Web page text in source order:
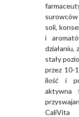
surowców
soli,
i
działaniu,
stały
przez 10-
ilość i
aktywna
CaliVita